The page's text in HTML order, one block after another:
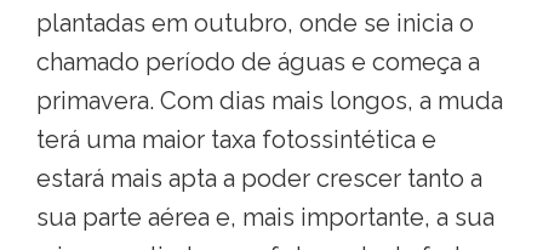
plantadas em outubro, onde se inicia o
chamado período de águas e começa a
primavera. Com dias mais longos, a muda
terá uma maior taxa fotossintética e
estará mais apta a poder crescer tanto a
sua parte aérea e, mais importante, a sua